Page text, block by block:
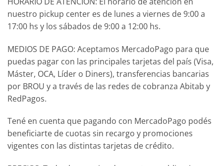
nuestro pickup center es de lunes a viernes de 9:00 a
17:00 hs y los sábados de 9:00 a 12:00 hs.
MEDIOS DE PAGO: Aceptamos MercadoPago para que
puedas pagar con las principales tarjetas del país (Visa,
Máster, OCA, Líder o Diners), transferencias bancarias
por BROU y a través de las redes de cobranza Abitab y
RedPagos.
Tené en cuenta que pagando con MercadoPago podés
beneficiarte de cuotas sin recargo y promociones
vigentes con las distintas tarjetas de crédito.